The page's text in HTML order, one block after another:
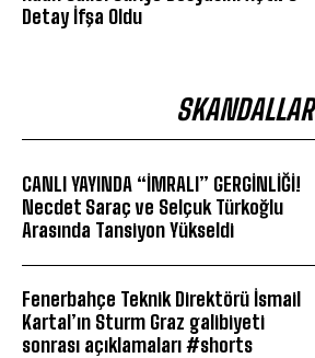
Detay İfşa Oldu
SKANDALLAR
CANLI YAYINDA “İMRALI” GERGİNLİĞİ!
Necdet Saraç ve Selçuk Türkoğlu
Arasında Tansiyon Yükseldi
Fenerbahçe Teknik Direktörü İsmail
Kartal’ın Sturm Graz galibiyeti
sonrası açıklamaları #shorts